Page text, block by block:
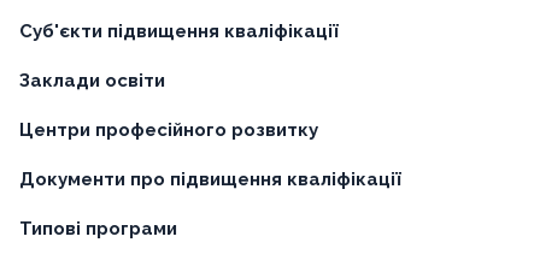
Суб'єкти підвищення кваліфікації
Заклади освіти
Центри професійного розвитку
Документи про підвищення кваліфікації
Типові програми